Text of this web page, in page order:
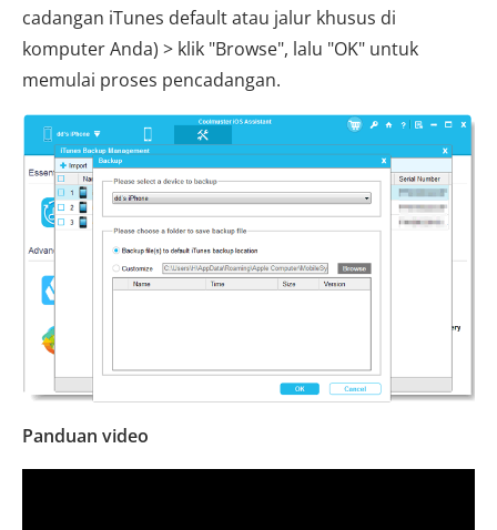
cadangan iTunes default atau jalur khusus di
komputer Anda) > klik "Browse", lalu "OK" untuk
memulai proses pencadangan.
Panduan video